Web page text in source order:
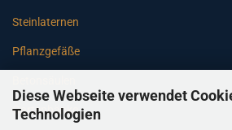
Diese Webseite verwendet
Technologien
Steinlaternen
Pflanzgefäße
Gartenbänke